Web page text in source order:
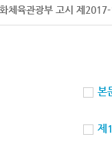
체육관광부 고시 제
본
제